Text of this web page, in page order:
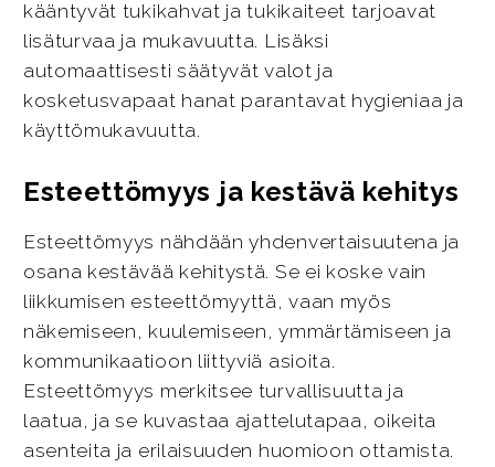
kääntyvät tukikahvat ja tukikaiteet tarjoavat
lisäturvaa ja mukavuutta. Lisäksi
automaattisesti säätyvät valot ja
kosketusvapaat hanat parantavat hygieniaa ja
käyttömukavuutta.
Esteettömyys ja kestävä kehitys
Esteettömyys nähdään yhdenvertaisuutena ja
osana kestävää kehitystä. Se ei koske vain
liikkumisen esteettömyyttä, vaan myös
näkemiseen, kuulemiseen, ymmärtämiseen ja
kommunikaatioon liittyviä asioita.
Esteettömyys merkitsee turvallisuutta ja
laatua, ja se kuvastaa ajattelutapaa, oikeita
asenteita ja erilaisuuden huomioon ottamista.